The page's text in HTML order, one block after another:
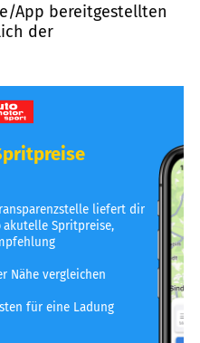
App bereitgestellten
der
liefert dir
akutelle Spritpreise,
Nähe vergleichen
für eine Ladung